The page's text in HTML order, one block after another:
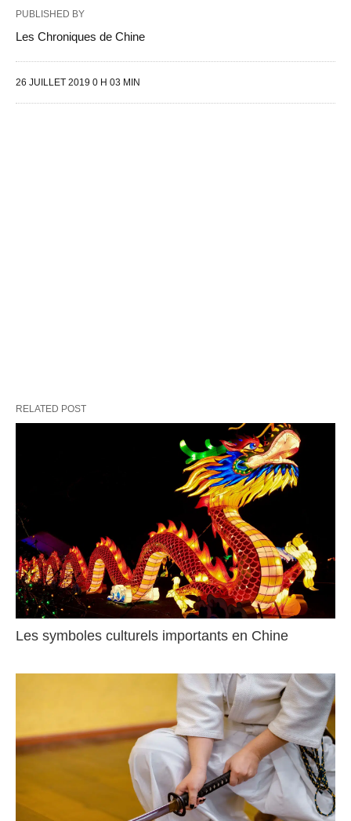
PUBLISHED BY
Les Chroniques de Chine
26 JUILLET 2019 0 H 03 MIN
RELATED POST
Les symboles culturels importants en Chine